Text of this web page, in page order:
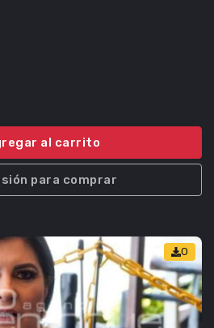
al carrito
para comprar
0